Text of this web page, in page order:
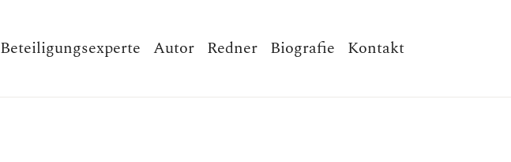
Beteiligungsexperte Autor Redner Biografie Kontakt